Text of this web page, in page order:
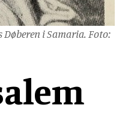
Døberen i Samaria. Foto: